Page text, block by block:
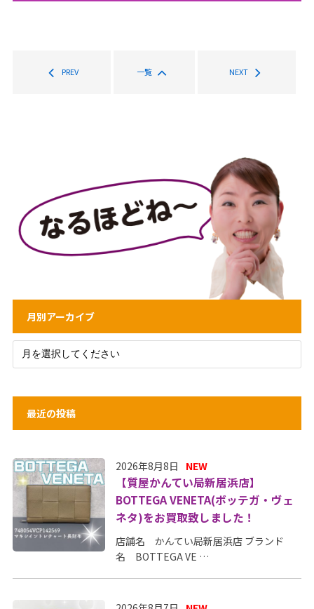
PREV 一覧 NEXT
月別アーカイブ
最近の投稿
2026年8月8日 NEW
【質屋かんてい局新居浜店】
BOTTEGA VENETA(ボッテガ・ヴェ
ネタ)をお買取致しました！
店舗名 かんてい局新居浜店 ブランド
名 BOTTEGA VE …